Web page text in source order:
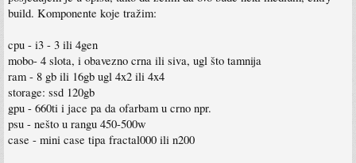
build. Komponente koje tražim:
cpu - i3 - 3 ili 4gen
mobo- 4 slota, i obavezno crna ili siva, ugl što tamnija
ram - 8 gb ili 16gb ugl 4x2 ili 4x4
storage: ssd 120gb
gpu - 660ti i jace pa da ofarbam u crno npr.
psu - nešto u rangu 450-500w
case - mini case tipa fractal000 ili n200